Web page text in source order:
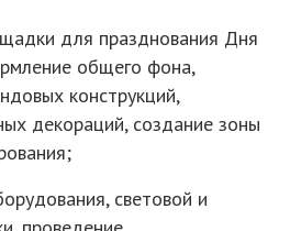
для празднования Дня
общего фона,
конструкций,
декораций, создание зоны
световой и